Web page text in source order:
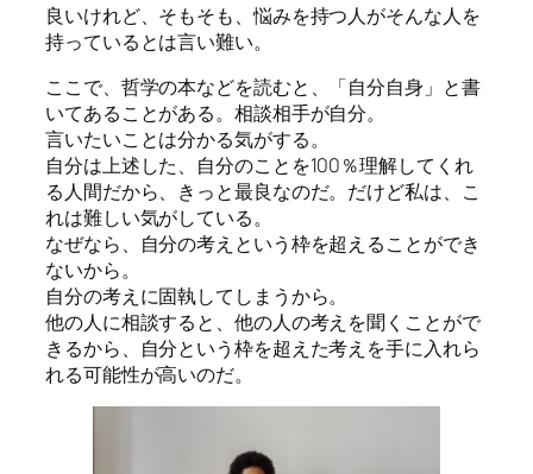
良いけれど、そもそも、悩みを持つ人がそんな人を
持っているとは言い難い。
ここで、哲学の本などを読むと、「自分自身」と書
いてあることがある。相談相手が自分。
言いたいことは分かる気がする。
自分は上述した、自分のことを100％理解してくれ
る人間だから、きっと最良なのだ。だけど私は、こ
れは難しい気がしている。
なぜなら、自分の考えという枠を超えることができ
ないから。
自分の考えに固執してしまうから。
他の人に相談すると、他の人の考えを聞くことがで
きるから、自分という枠を超えた考えを手に入れら
れる可能性が高いのだ。